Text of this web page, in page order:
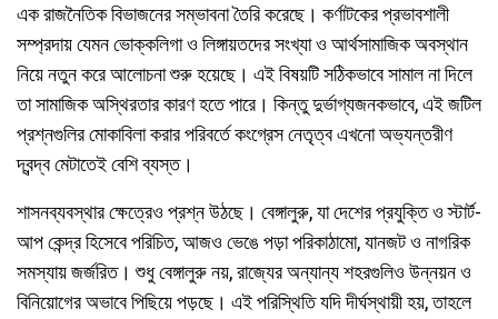
এক রাজনৈতিক বিভাজনের সম্ভাবনা তৈরি করেছে। কর্ণাটকের প্রভাবশালী
সম্প্রদায় যেমন ভোক্কলিগা ও লিঙ্গায়তদের সংখ্যা ও আর্থসামাজিক অবস্থান
নিয়ে নতুন করে আলোচনা শুরু হয়েছে। এই বিষয়টি সঠিকভাবে সামাল না দিলে
তা সামাজিক অস্থিরতার কারণ হতে পারে। কিন্তু দুর্ভাগ্যজনকভাবে, এই জটিল
প্রশ্নগুলির মোকাবিলা করার পরিবর্তে কংগ্রেস নেতৃত্ব এখনো অভ্যন্তরীণ
দ্বন্দ্ব মেটাতেই বেশি ব্যস্ত।
শাসনব্যবস্থার ক্ষেত্রেও প্রশ্ন উঠছে। বেঙ্গালুরু, যা দেশের প্রযুক্তি ও স্টার্ট-
আপ কেন্দ্র হিসেবে পরিচিত, আজও ভেঙে পড়া পরিকাঠামো, যানজট ও নাগরিক
সমস্যায় জর্জরিত। শুধু বেঙ্গালুরু নয়, রাজ্যের অন্যান্য শহরগুলিও উন্নয়ন ও
বিনিয়োগের অভাবে পিছিয়ে পড়ছে। এই পরিস্থিতি যদি দীর্ঘস্থায়ী হয়, তাহলে